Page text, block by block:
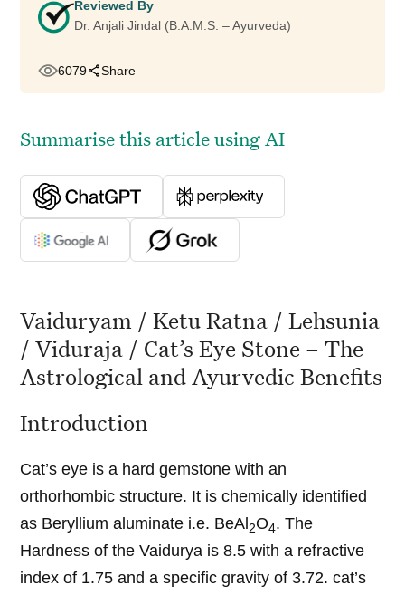
Reviewed By
Dr. Anjali Jindal (B.A.M.S. – Ayurveda)
6079 Share
Summarise this article using AI
Vaiduryam / Ketu Ratna / Lehsunia
/ Viduraja / Cat’s Eye Stone – The
Astrological and Ayurvedic Benefits
Introduction
Cat’s eye is a hard gemstone with an
orthorhombic structure. It is chemically identified
as Beryllium aluminate i.e. BeAl 2O4. The
Hardness of the Vaidurya is 8.5 with a refractive
index of 1.75 and a specific gravity of 3.72. cat’s